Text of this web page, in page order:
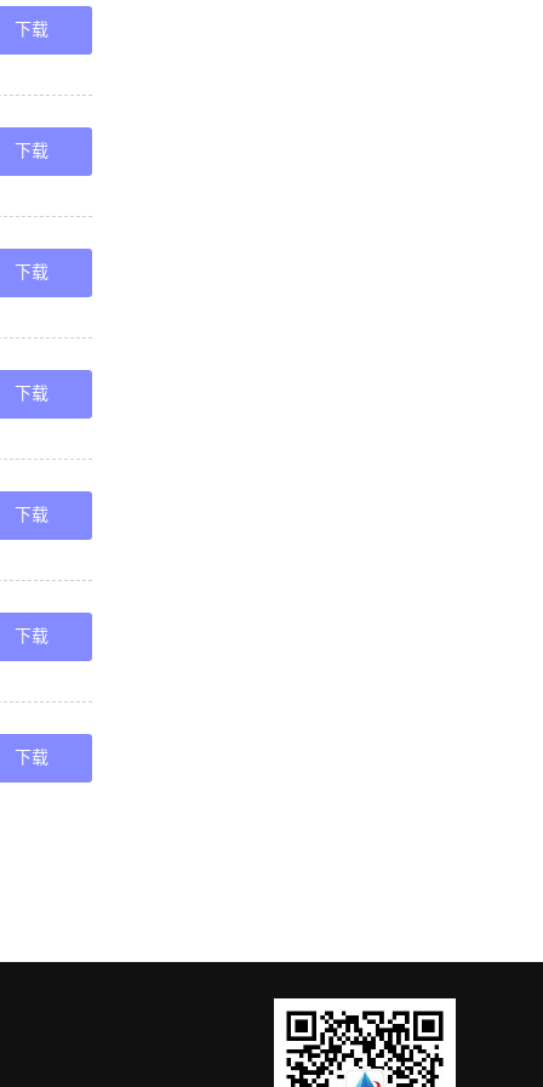
下载
下载
下载
下载
下载
下载
下载